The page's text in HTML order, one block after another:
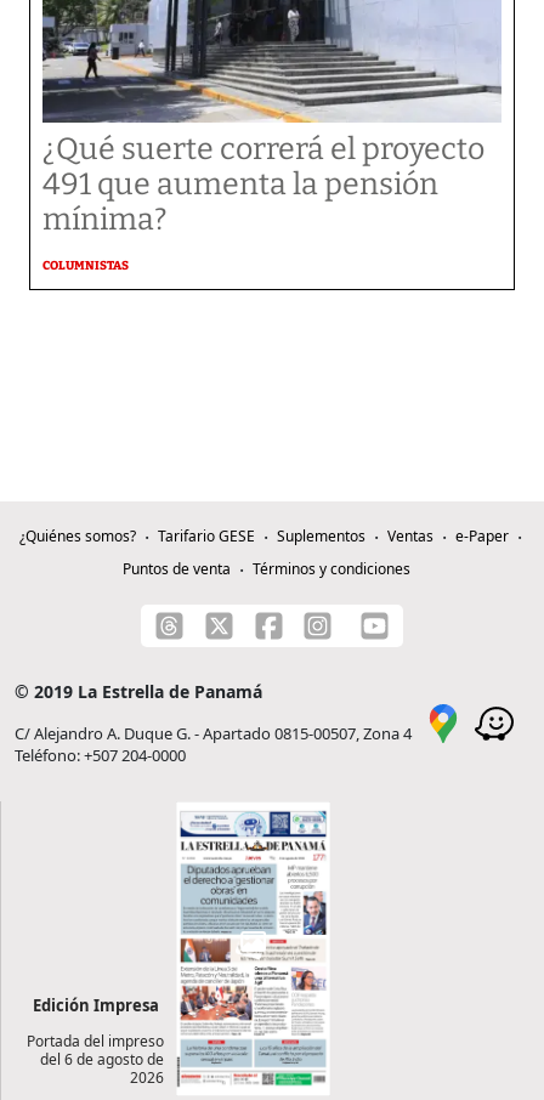
¿Qué suerte correrá el proyecto
491 que aumenta la pensión
mínima?
COLUMNISTAS
¿Quiénes somos? Tarifario GESE Suplementos Ventas
e-Paper
Puntos de venta
Términos y condiciones
© 2019 La Estrella de Panamá
C/ Alejandro A. Duque G. - Apartado 0815-00507, Zona 4
Teléfono: +507 204-0000
Edición Impresa
Portada del impreso
del 6 de agosto de
2026